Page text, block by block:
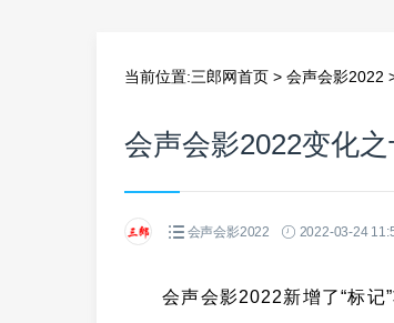
当前位置:三郎网首页 > 会声会影2022
会声会影2022变化
会声会影2022 2022-03-24
会声会影2022新增了“标记